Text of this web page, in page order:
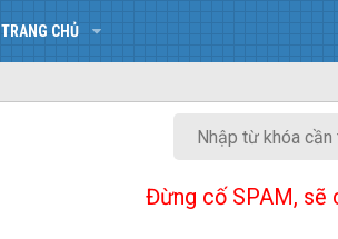
TRANG CHỦ
Đừng cố SPAM, sẽ